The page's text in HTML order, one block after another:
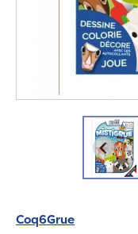
Coq6Grue